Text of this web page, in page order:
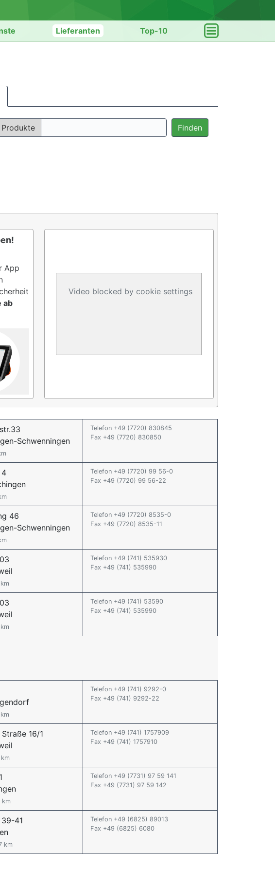
Lieferanten Top-10
Produkte Finden
App
ab
Video blocked by cookie settings
Schwenningen
Telefon +49 (7720) 830845
Fax +49 (7720) 830850
Telefon +49 (7720) 99 56-0
Fax +49 (7720) 99 56-22
46
Schwenningen
Telefon +49 (7720) 8535-0
Fax +49 (7720) 8535-11
Telefon +49 (741) 535930
Fax +49 (741) 535990
Telefon +49 (741) 53590
Fax +49 (741) 535990
Telefon +49 (741) 9292-0
Fax +49 (741) 9292-22
16/1
Telefon +49 (741) 1757909
Fax +49 (741) 1757910
km
Telefon +49 (7731) 97 59 141
Fax +49 (7731) 97 59 142
41
km
Telefon +49 (6825) 89013
Fax +49 (6825) 6080